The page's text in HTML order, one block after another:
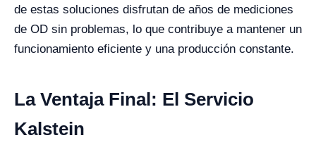
de estas soluciones disfrutan de años de mediciones
de OD sin problemas, lo que contribuye a mantener un
funcionamiento eficiente y una producción constante.
La Ventaja Final: El Servicio
Kalstein